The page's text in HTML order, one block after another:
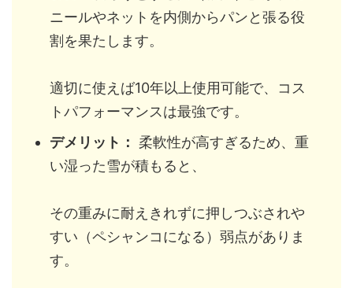
ニールやネットを内側からパンと張る役
割を果たします。
適切に使えば10年以上使用可能で、コス
トパフォーマンスは最強です。
デメリット： 柔軟性が高すぎるため、重
い湿った雪が積もると、
その重みに耐えきれずに押しつぶされや
すい（ペシャンコになる）弱点がありま
す。